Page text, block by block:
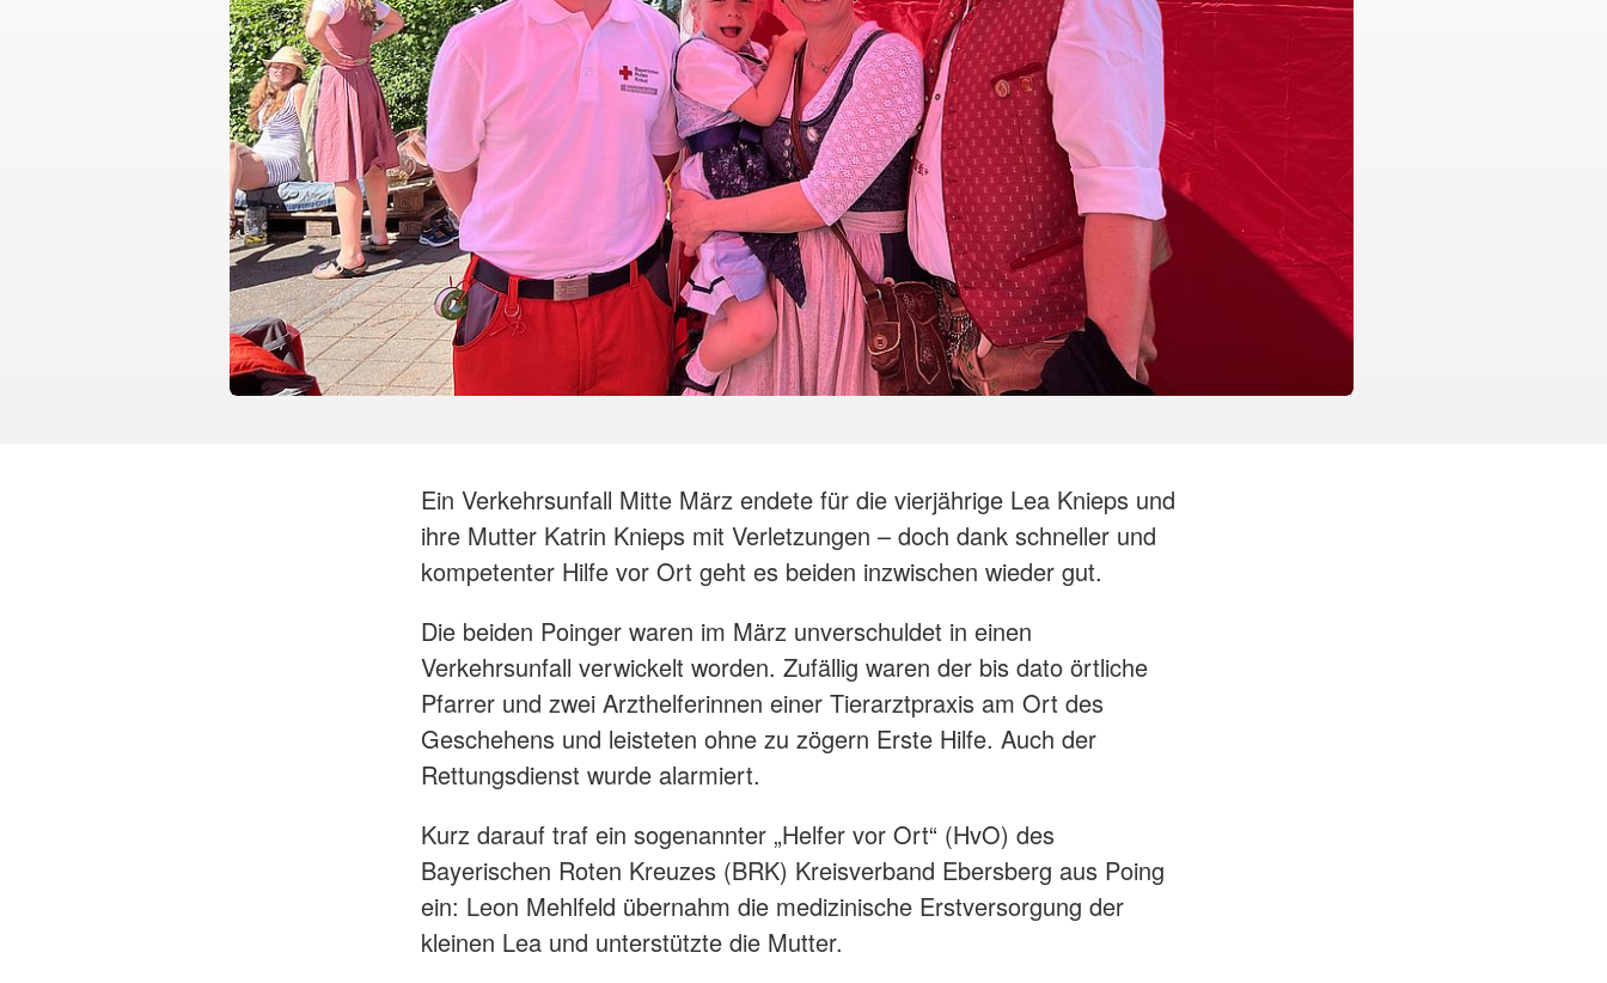
Ein Verkehrsunfall Mitte März endete für die vierjährige Lea Knieps und
ihre Mutter Katrin Knieps mit Verletzungen – doch dank schneller und
kompetenter Hilfe vor Ort geht es beiden inzwischen wieder gut.
Die beiden Poinger waren im März unverschuldet in einen
Verkehrsunfall verwickelt worden. Zufällig waren der bis dato örtliche
Pfarrer und zwei Arzthelferinnen einer Tierarztpraxis am Ort des
Geschehens und leisteten ohne zu zögern Erste Hilfe. Auch der
Rettungsdienst wurde alarmiert.
Kurz darauf traf ein sogenannter „Helfer vor Ort“ (HvO) des
Bayerischen Roten Kreuzes (BRK) Kreisverband Ebersberg aus Poing
ein: Leon Mehlfeld übernahm die medizinische Erstversorgung der
kleinen Lea und unterstützte die Mutter.